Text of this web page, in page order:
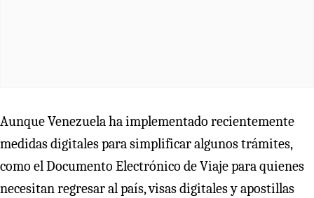
Aunque Venezuela ha implementado recientemente
medidas digitales para simplificar algunos trámites,
como el Documento Electrónico de Viaje para quienes
necesitan regresar al país, visas digitales y apostillas